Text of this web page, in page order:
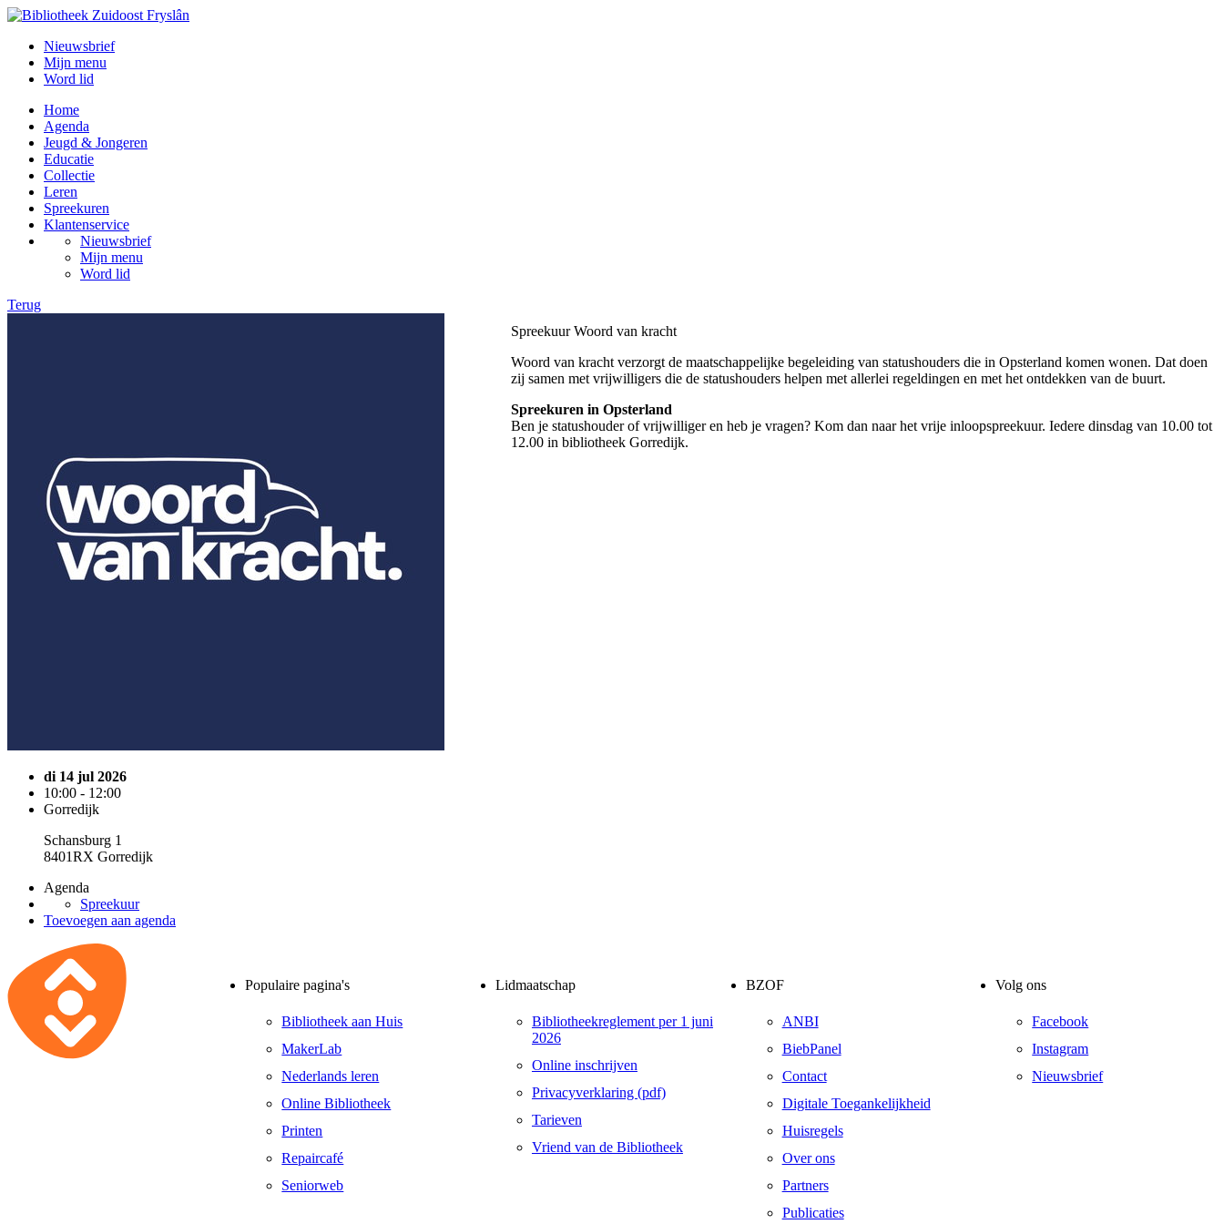
Nieuwsbrief
Mijn menu
Word lid
Home
Agenda
Jeugd & Jongeren
Educatie
Collectie
Leren
Spreekuren
Klantenservice
Nieuwsbrief
Mijn menu
Word lid
Terug
di 14 jul 2026
10:00 - 12:00
Gorredijk
Schansburg 1
8401RX Gorredijk
Agenda
Spreekuur
Toevoegen aan agenda
Spreekuur Woord van kracht
Woord van kracht verzorgt de maatschappelijke begeleiding van statushouders die in Opsterland komen wonen. Dat doen
zij samen met vrijwilligers die de statushouders helpen met allerlei regeldingen en met het ontdekken van de buurt.
Spreekuren in Opsterland
Ben je statushouder of vrijwilliger en heb je vragen? Kom dan naar het vrije inloopspreekuur. Iedere dinsdag van 10.00 tot
12.00 in bibliotheek Gorredijk.
Populaire pagina's
Bibliotheek aan Huis
MakerLab
Nederlands leren
Online Bibliotheek
Printen
Repaircafé
Seniorweb
Lidmaatschap
Bibliotheekreglement per 1 juni
2026
Online inschrijven
Privacyverklaring (pdf)
Tarieven
Vriend van de Bibliotheek
BZOF
ANBI
BiebPanel
Contact
Digitale Toegankelijkheid
Huisregels
Over ons
Partners
Publicaties
Volg ons
Facebook
Instagram
Nieuwsbrief